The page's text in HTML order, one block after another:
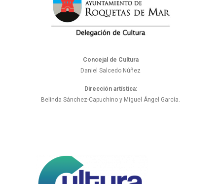
Concejal de Cultura
Daniel Salcedo Núñez
Dirección artística:
Belinda Sánchez-Capuchino y Miguel Ángel García.